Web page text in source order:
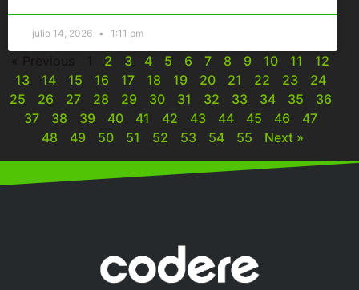
julio 14, 2026 1:11 pm
2 3 4 5 6 7 8 9 10 11
12
13
14 15 16 17 18 19 20 21 22 23
24
25
26 27 28 29 30 31 32 33 34 35
36
37
38 39 40 41 42 43 44 45 46
47
48
49 50 51 52 53 54 55 Next »